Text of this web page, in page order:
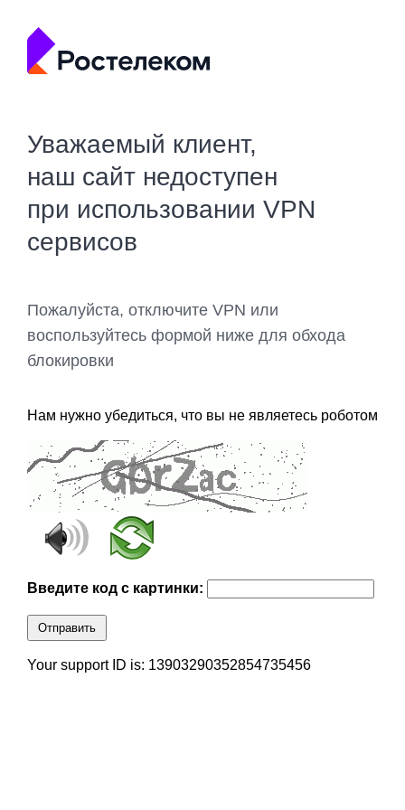
Уважаемый клиент,
наш сайт недоступен
при использовании VPN
сервисов
Пожалуйста, отключите VPN или
воспользуйтесь формой ниже для обхода
блокировки
Нам нужно убедиться, что вы не являетесь роботом
Введите код с картинки:
Отправить
Your support ID is: 13903290352854735456